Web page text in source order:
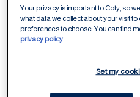
Verführung ohne
Perfection Satin Lipstick
alles, was du dir von einer
seidigem Finish, pflegende
Your privacy is important to Coty, so
what data we collect about your visit
preferences to choose. You can find
privacy policy
Set my